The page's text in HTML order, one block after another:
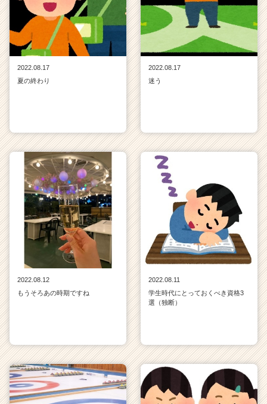
2022.08.17
夏の終わり
2022.08.17
迷う
2022.08.12
もうそろあの時期ですね
2022.08.11
学生時代にとっておくべき資格3
選（独断）